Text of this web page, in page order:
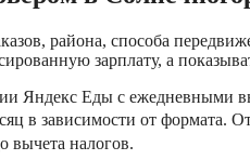
района, способа
зарплату, а
Яндекс Еды с ежедневными
в зависимости от формата.
вычета налогов.